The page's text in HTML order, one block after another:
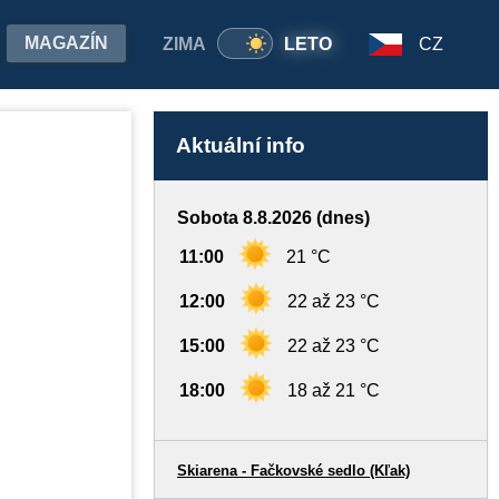
ZIMA LETO
MAGAZÍN CZ
Aktuální info
Sobota 8.8.2026 (dnes)
11:00 21 °C
12:00 22 až 23 °C
15:00 22 až 23 °C
18:00 18 až 21 °C
Skiarena - Fačkovské sedlo (Kľak)